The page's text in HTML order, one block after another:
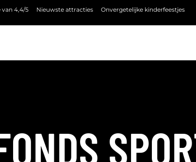
van 4,4/5 Nieuwste attracties Onvergetelijke kinderfeestjes